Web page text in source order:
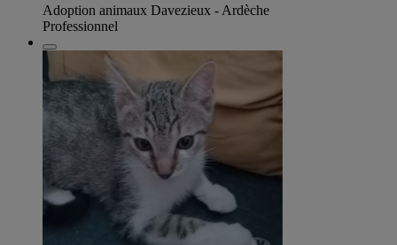
Adoption animaux Davezieux - Ardèche
Professionnel